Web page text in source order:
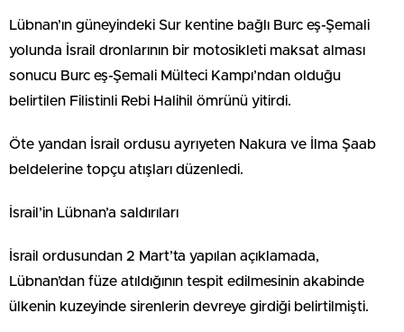
Lübnan’ın güneyindeki Sur kentine bağlı Burc eş-Şemali
yolunda İsrail dronlarının bir motosikleti maksat alması
sonucu Burc eş-Şemali Mülteci Kampı’ndan olduğu
belirtilen Filistinli Rebi Halihil ömrünü yitirdi.
Öte yandan İsrail ordusu ayrıyeten Nakura ve İlma Şaab
beldelerine topçu atışları düzenledi.
İsrail’in Lübnan’a saldırıları
İsrail ordusundan 2 Mart’ta yapılan açıklamada,
Lübnan’dan füze atıldığının tespit edilmesinin akabinde
ülkenin kuzeyinde sirenlerin devreye girdiği belirtilmişti.